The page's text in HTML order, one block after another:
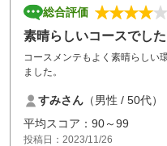
総合評価
素晴らしいコースでした
コースメンテもよく素晴らしい
ました。
すみさん （男性 / 50代）
平均スコア：90～99
投稿日：2023/11/26